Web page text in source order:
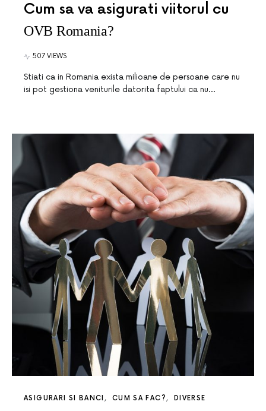
Cum sa va asigurati viitorul cu
OVB Romania?
507 VIEWS
Stiati ca in Romania exista milioane de persoane care nu
isi pot gestiona veniturile datorita faptului ca nu…
ASIGURARI SI BANCI CUM SA FAC? DIVERSE